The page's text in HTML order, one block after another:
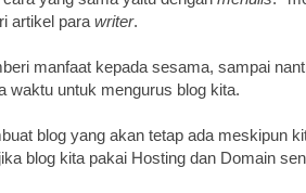
artikel parawriter.
manfaat kepada sesama, sampai
waktu untuk mengurus blog kita.
blog yang akan tetap ada meskipun
blog kita pakai Hosting dan Domain